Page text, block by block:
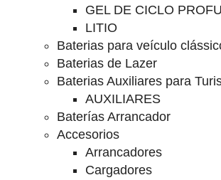
GEL DE CICLO
LITIO
Baterias para veículo
Baterias de Lazer
Baterias Auxiliares para
AUXILIARES
Baterías Arrancador
Accesorios
Arrancadores
Cargadores